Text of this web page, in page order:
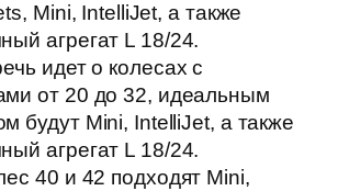
Mini, IntelliJet, а также
агрегат L 18/24.
идет о колесах с
от 20 до 32, идеальным
будут Mini, IntelliJet, а также
агрегат L 18/24.
40 и 42 подходят Mini,